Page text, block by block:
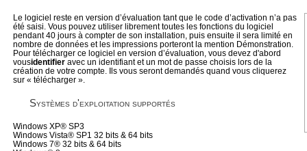
Le logiciel reste en version d’évaluation tant que le code d’activation n’a pas
été saisi. Vous pouvez utiliser librement toutes les fonctions du logiciel
pendant 40 jours à compter de son installation, puis ensuite il sera limité en
nombre de données et les impressions porteront la mention Démonstration.
Pour télécharger ce logiciel en version d’évaluation, vous devez d'abord
vousidentifier avec un identifiant et un mot de passe choisis lors de la
création de votre compte. Ils vous seront demandés quand vous cliquerez
sur « télécharger ».
Systèmes d'exploitation supportés
Windows XP® SP3
Windows Vista® SP1 32 bits & 64 bits
Windows 7® 32 bits & 64 bits